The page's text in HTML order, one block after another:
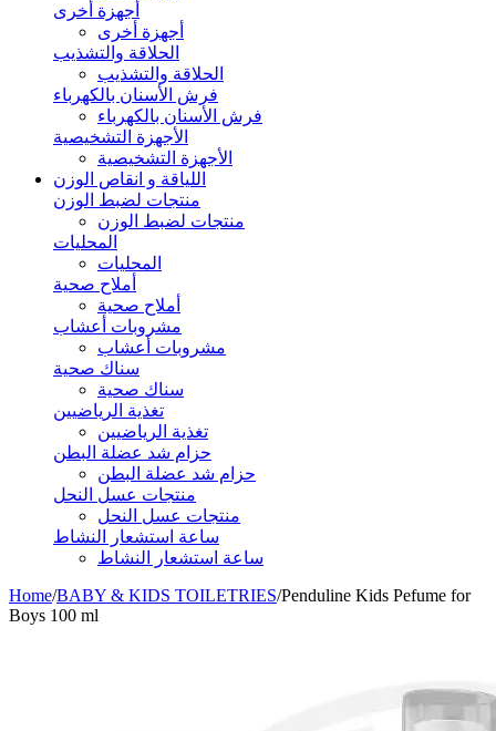
أجهزة أخرى
أجهزة أخرى
الحلاقة والتشذيب
الحلاقة والتشذيب
فرش الأسنان بالكهرباء
فرش الأسنان بالكهرباء
الأجهزة التشخيصية
الأجهزة التشخيصية
اللياقة و انقاص الوزن
منتجات لضبط الوزن
منتجات لضبط الوزن
المحليات
المحليات
أملاح صحية
أملاح صحية
مشروبات أعشاب
مشروبات أعشاب
سناك صحية
سناك صحية
تغذية الرياضيين
تغذية الرياضيين
حزام شد عضلة البطن
حزام شد عضلة البطن
منتجات عسل النحل
منتجات عسل النحل
ساعة استشعار النشاط
ساعة استشعار النشاط
Home/BABY & KIDS TOILETRIES/Penduline Kids Pefume for
Boys 100 ml